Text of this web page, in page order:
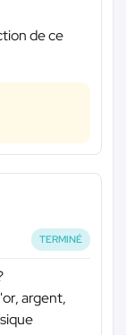
de ce
TERMINÉ
argent,